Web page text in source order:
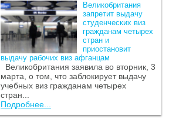
Великобритания
запретит выдачу
студенческих виз
гражданам четырех
стран и
приостановит
выдачу рабочих виз афганцам
Великобритания заявила во вторник, 3
марта, о том, что заблокирует выдачу
учебных виз гражданам четырех
стран...
Подробнее...